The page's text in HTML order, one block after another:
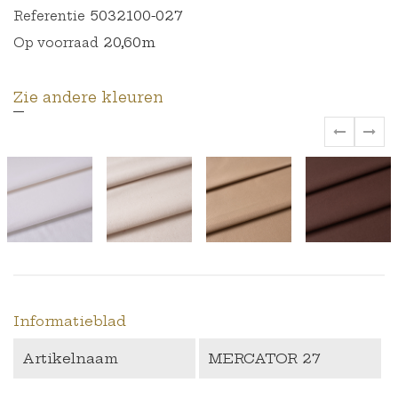
Referentie 5032100-027
Op voorraad 20,60m
Zie andere kleuren
‹ ›
Informatieblad
Artikelnaam MERCATOR 27